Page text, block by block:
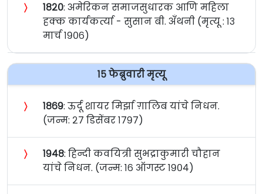
〉 १८२०: अमेरिकन समाजसुधारक आणि महिला
हक्क कार्यकर्त्या - सुसान बी. अँथनी (मृत्यू : १३
मार्च १९०६)
१५ फेब्रुवारी मृत्यू
〉 १८६९: ऊर्दू शायर मिर्झा ग़ालिब यांचे निधन.
(जन्म: २७ डिसेंबर १७९७)
〉 १९४८: हिन्दी कवयित्री सुभद्राकुमारी चौहान
यांचे निधन. (जन्म: १६ ऑगस्ट १९०४)